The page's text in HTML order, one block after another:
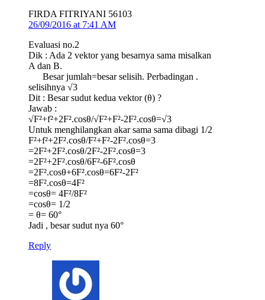
FIRDA FITRIYANI 56103
26/09/2016 at 7:41 AM
Evaluasi no.2
Dik : Ada 2 vektor yang besarnya sama misalkan
A dan B.
Besar jumlah=besar selisih. Perbadingan .
selisihnya √3
Dit : Besar sudut kedua vektor (θ) ?
Jawab :
√F²+f²+2F².cosθ/√F²+F²-2F².cosθ=√3
Untuk menghilangkan akar sama sama dibagi 1/2
F²+f²+2F².cosθ/F²+F²-2F².cosθ=3
=2F²+2F².cosθ/2F²-2F².cosθ=3
=2F²+2F².cosθ/6F²-6F².cosθ
=2F².cosθ+6F².cosθ=6F²-2F²
=8F².cosθ=4F²
=cosθ= 4F²/8F²
=cosθ= 1/2
= θ= 60°
Jadi , besar sudut nya 60°
Reply